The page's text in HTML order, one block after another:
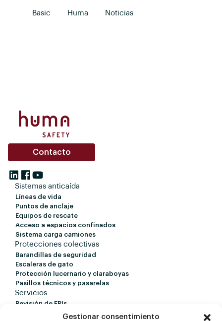
Gestionar consentimiento
Basic Huma Noticias
Contacto
Sistemas anticaída
Líneas de vida
Puntos de anclaje
Equipos de rescate
Acceso a espacios confinados
Sistema carga camiones
Protecciones colectivas
Barandillas de seguridad
Escaleras de gato
Protección lucernario y claraboyas
Pasillos técnicos y pasarelas
Servicios
Revisión de EPIs
Revisión de líneas de vida